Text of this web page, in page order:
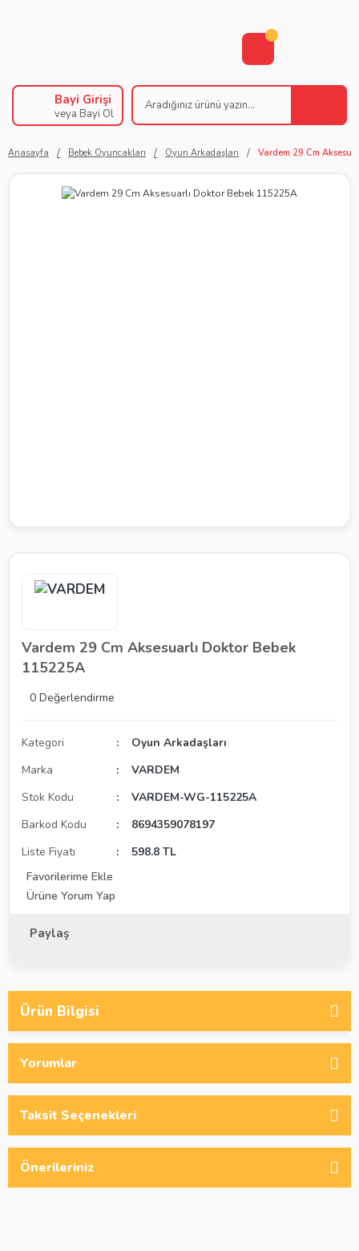
Bayi Girişi
veya Bayi Ol
Anasayfa Bebek Oyuncakları Oyun Arkadaşları Vardem 29 Cm
Vardem 29 Cm Aksesuarlı Doktor Bebek
115225A
0 Değerlendirme
Kategori
Oyun Arkadaşları
Marka
VARDEM
Stok Kodu
VARDEM-WG-115225A
Barkod Kodu
8694359078197
Liste Fiyatı
598.8 TL
Ürüne Yorum Yap
Paylaş
Ürün Bilgisi
Yorumlar
Taksit Seçenekleri
Önerileriniz